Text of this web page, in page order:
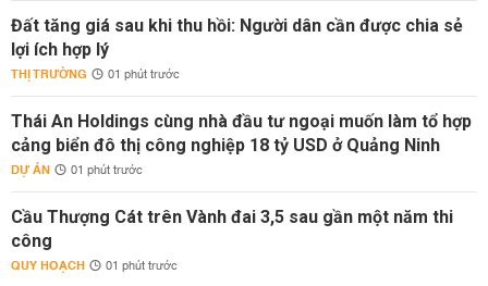
Đất tăng giá sau khi thu hồi: Người dân cần được chia sẻ
lợi ích hợp lý
THỊ TRƯỜNG 01 phút trước
Thái An Holdings cùng nhà đầu tư ngoại muốn làm tổ hợp
cảng biển đô thị công nghiệp 18 tỷ USD ở Quảng Ninh
DỰ ÁN 01 phút trước
Cầu Thượng Cát trên Vành đai 3,5 sau gần một năm thi
công
QUY HOẠCH 01 phút trước